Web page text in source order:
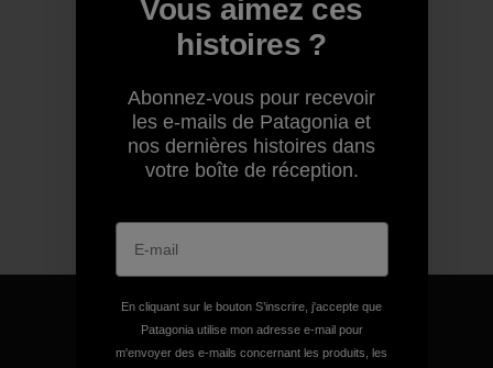
Vous aimez ces
histoires ?
Abonnez-vous pour recevoir
les e-mails de Patagonia et
nos dernières histoires dans
votre boîte de réception.
En cliquant sur le bouton S’inscrire, j'accepte que
Patagonia utilise mon adresse e-mail pour
m'envoyer des e-mails concernant les produits, les